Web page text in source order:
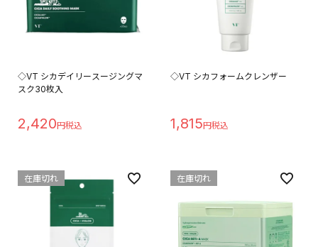
◇VT シカデイリースージングマ
スク30枚入
2,420
◇VT シカフォームクレンザー
1,815
在庫切れ 在庫切れ